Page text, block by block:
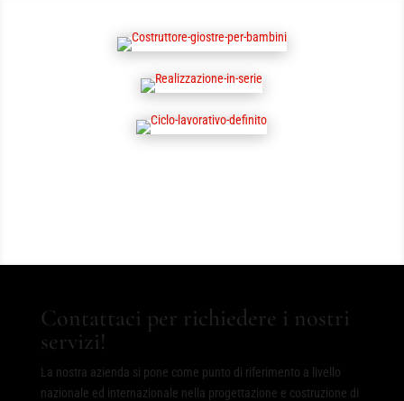
Contattaci per richiedere i nostri
servizi!
La nostra azienda si pone come punto di riferimento a livello
nazionale ed internazionale nella progettazione e costruzione di